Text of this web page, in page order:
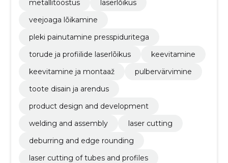
metallitööstus
laserlõikus
veejoaga lõikamine
pleki painutamine presspiduritega
torude ja profiilide laserlõikus
keevitamine
keevitamine ja montaaž
pulbervärvimine
toote disain ja arendus
product design and development
welding and assembly
laser cutting
deburring and edge rounding
laser cutting of tubes and profiles